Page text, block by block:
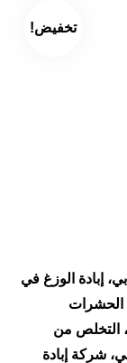
تخفيض!
إبادة الوزغ في
الحشرات
التخلص من
شركة إبادة